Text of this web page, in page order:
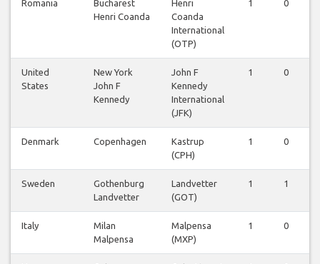
Romania
Bucharest
Henri Coanda
Henri
Coanda
International
(OTP)
1 0
United
States
New York
John F
Kennedy
John F
Kennedy
International
(JFK)
1 0
Denmark Copenhagen
Kastrup
(CPH)
1 0
Sweden
Gothenburg
Landvetter
Landvetter
(GOT)
1 1
Italy
Milan
Malpensa
Malpensa
(MXP)
1 0